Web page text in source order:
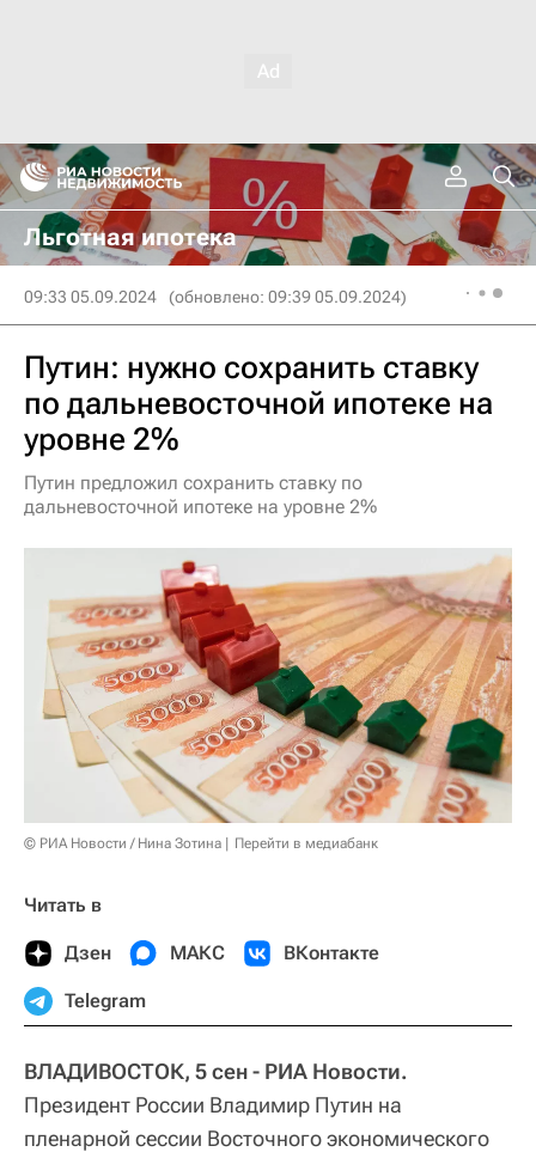
Льготная ипотека
09:33 05.09.2024 (обновлено: 09:39 05.09.2024)
Путин: нужно сохранить ставку
по дальневосточной ипотеке на
уровне 2%
Путин предложил сохранить ставку по
дальневосточной ипотеке на уровне 2%
© РИА Новости / Нина Зотина Перейти в медиабанк
Читать в
Дзен МАКС ВКонтакте
Telegram
ВЛАДИВОСТОК, 5 сен - РИА Новости.
Президент России Владимир Путин на
пленарной сессии Восточного экономического